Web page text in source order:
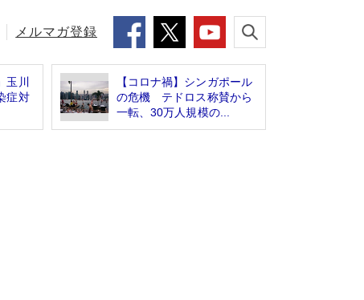
メルマガ登録
玉川
症対
【コロナ禍】シンガポール
の危機 テドロス称賛から
一転、30万人規模の...